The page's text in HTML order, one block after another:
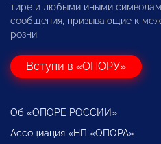
тире и любыми иными
сообщения, призывающие к
розни.
Вступи в «ОПОРУ»
Об «ОПОРЕ РОССИИ»
Ассоциация «НП «ОПОРА»